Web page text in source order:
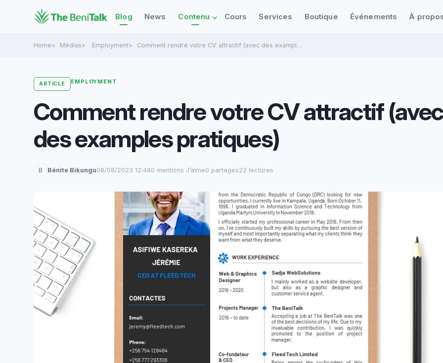
Blog News Contenu ⌄ Cours Services Boutique Événements À
Home Médias Employment Comment rendre votre CV attractif (avec des exampl…
ARTICLE EMPLOYMENT
Comment rendre votre CV attractif (avec
des examples pratiques)
B Bénite Bikungu08/08/2023 12:480 mentions J’aime0 partages22 lectures